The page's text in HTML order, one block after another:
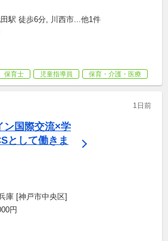
駅 徒歩6分, 川西市...他1件
保育士 児童指導員 保育・介護・医療
1日前
ン国際交流×学
として働きま
庫 [神戸市中央区]
円